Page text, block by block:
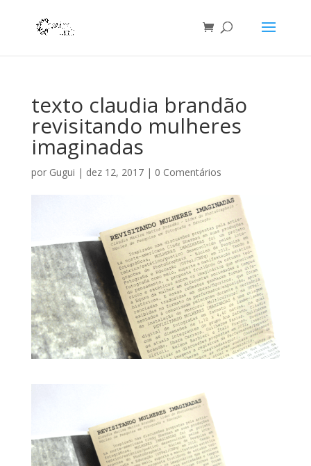
texto claudia brandão
revisitando mulheres
imaginadas
por Gugui | dez 12, 2017| 0 Comentários